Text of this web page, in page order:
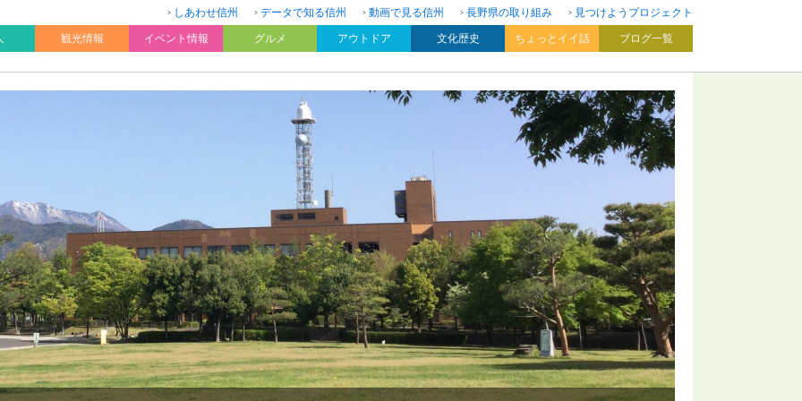
しあわせ信州 データで知る信州 動画で見る信州 長野県の取り組み
見つけようプロジェクト
観光情報 イベント情報 グルメ アウトドア 文化歴史 ちょっとイイ話 ブログ一覧